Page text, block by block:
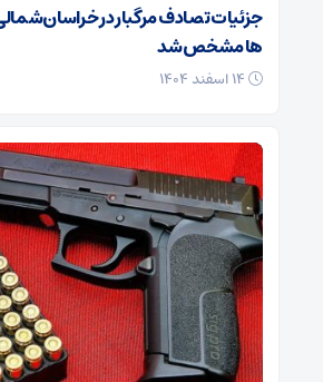
جزئیات تصادف مرگبار در
ها مشخص شد